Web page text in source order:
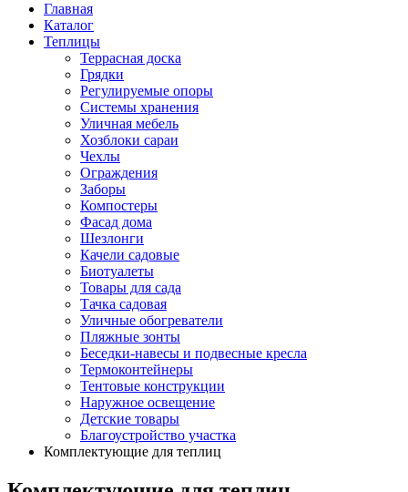
Главная
Каталог
Теплицы
Террасная доска
Грядки
Регулируемые опоры
Системы хранения
Уличная мебель
Хозблоки сараи
Чехлы
Ограждения
Заборы
Компостеры
Фасад дома
Шезлонги
Качели садовые
Биотуалеты
Товары для сада
Тачка садовая
Уличные обогреватели
Пляжные зонты
Беседки-навесы и подвесные кресла
Термоконтейнеры
Тентовые конструкции
Наружное освещение
Детские товары
Благоустройство участка
Комплектующие для теплиц